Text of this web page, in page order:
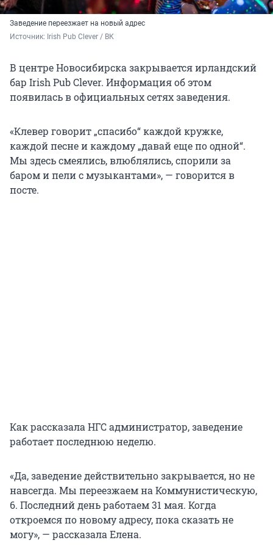
Заведение переезжает на новый адрес
Источник: Irish Pub Clever / ВК
В центре Новосибирска закрывается ирландский
бар Irish Pub Clever. Информация об этом
появилась в официальных сетях заведения.
«Клевер говорит „спасибо“ каждой кружке,
каждой песне и каждому „давай еще по одной“.
Мы здесь смеялись, влюблялись, спорили за
баром и пели с музыкантами», — говорится в
посте.
Как рассказала НГС администратор, заведение
работает последнюю неделю.
«Да, заведение действительно закрывается, но не
навсегда. Мы переезжаем на Коммунистическую,
6. Последний день работаем 31 мая. Когда
откроемся по новому адресу, пока сказать не
могу», — рассказала Елена.